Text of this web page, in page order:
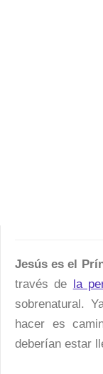
Jesús es el
través de la
sobrenatural.
hacer es
deberían estar